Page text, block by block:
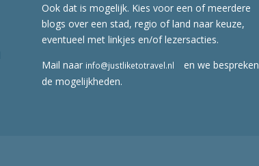
Ook dat is mogelijk. Kies voor een of meerdere
blogs over een stad, regio of land naar keuze,
eventueel met linkjes en/of lezersacties.
Mail naar info@justliketotravel.nl
en we bespreken
de mogelijkheden.